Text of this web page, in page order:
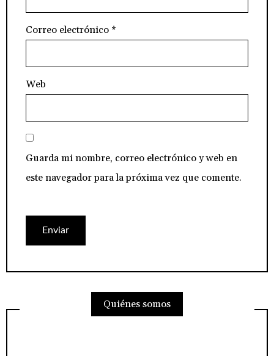
Correo electrónico *
Web
Guarda mi nombre, correo electrónico y web en
este navegador para la próxima vez que comente.
Quiénes somos